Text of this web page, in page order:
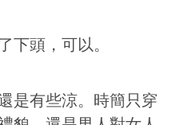
下頭，可以。
是有些涼。時簡只穿